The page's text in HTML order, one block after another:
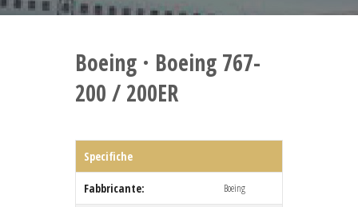
Boeing · Boeing 767-
200 / 200ER
Specifiche
Fabbricante: Boeing